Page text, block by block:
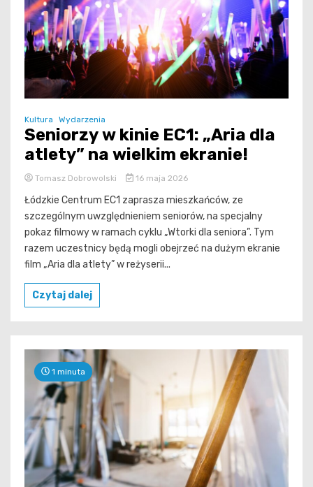
Kultura Wydarzenia
Seniorzy w kinie EC1: „Aria dla
atlety” na wielkim ekranie!
Tomasz Dobrowolski 16 maja 2026
Łódzkie Centrum EC1 zaprasza mieszkańców, ze
szczególnym uwzględnieniem seniorów, na specjalny
pokaz filmowy w ramach cyklu „Wtorki dla seniora”. Tym
razem uczestnicy będą mogli obejrzeć na dużym ekranie
film „Aria dla atlety” w reżyserii...
Czytaj dalej
1 minuta